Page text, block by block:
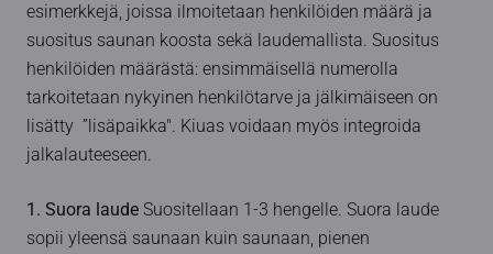
esimerkkejä, joissa ilmoitetaan henkilöiden määrä ja
suositus saunan koosta sekä laudemallista. Suositus
henkilöiden määrästä: ensimmäisellä numerolla
tarkoitetaan nykyinen henkilötarve ja jälkimäiseen on
lisätty ”lisäpaikka". Kiuas voidaan myös integroida
jalkalauteeseen.
1. Suora laude Suositellaan 1-3 hengelle. Suora laude
sopii yleensä saunaan kuin saunaan, pienen